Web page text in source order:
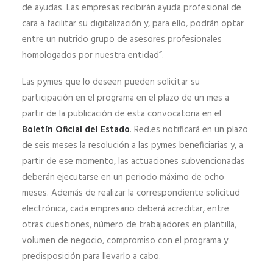
de ayudas. Las empresas recibirán ayuda profesional de
cara a facilitar su digitalización y, para ello, podrán optar
entre un nutrido grupo de asesores profesionales
homologados por nuestra entidad”.
Las pymes que lo deseen pueden solicitar su
participación en el programa en el plazo de un mes a
partir de la publicación de esta convocatoria en el
Boletín Oficial del Estado. Red.es notificará en un plazo
de seis meses la resolución a las pymes beneficiarias y, a
partir de ese momento, las actuaciones subvencionadas
deberán ejecutarse en un periodo máximo de ocho
meses. Además de realizar la correspondiente solicitud
electrónica, cada empresario deberá acreditar, entre
otras cuestiones, número de trabajadores en plantilla,
volumen de negocio, compromiso con el programa y
predisposición para llevarlo a cabo.